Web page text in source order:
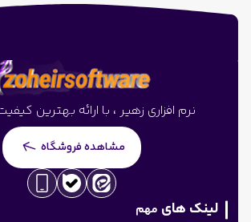
نرم افزاری زهیر ، با ارائه بهترین
مشاهده فروشگاه
لینک های مهم